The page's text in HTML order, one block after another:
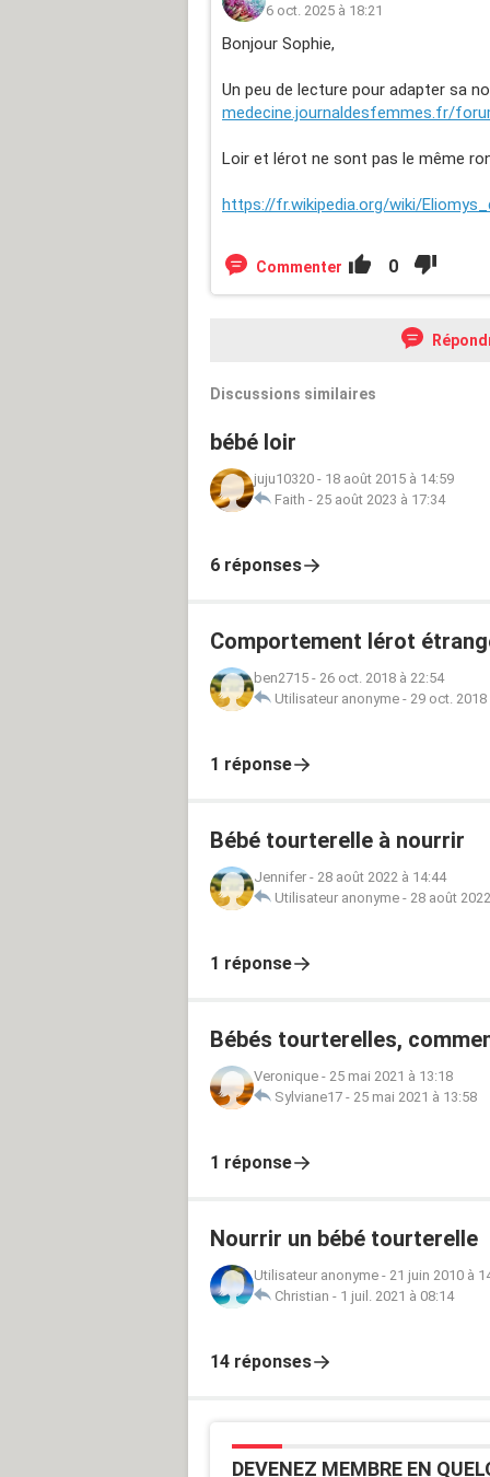
6 oct. 2025 à 18:21
Bonjour Sophie,
Un peu de lecture pour adapter sa
medecine.journaldesfemmes.fr/
Loir et lérot ne sont pas le même
https://fr.wikipedia.org/wiki/
Commenter 0
Discussions similaires
bébé loir
juju10320 - 18 août 2015 à 14:59
Faith - 25 août 2023 à 17:34
6 réponses
Comportement lérot
ben2715 - 26 oct. 2018 à 22:54
Utilisateur anonyme - 29 oct. 2018
1 réponse
Bébé tourterelle à nourrir
Jennifer - 28 août 2022 à 14:44
Utilisateur anonyme - 28 août
1 réponse
Bébés tourterelles,
Veronique - 25 mai 2021 à 13:18
Sylviane17 - 25 mai 2021 à 13:58
1 réponse
Nourrir un bébé tourterelle
Utilisateur anonyme - 21 juin 2010 à
Christian - 1 juil. 2021 à 08:14
14 réponses
DEVENEZ MEMBRE EN